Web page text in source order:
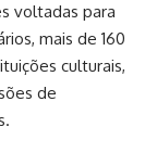
voltadas para
mais de 160
culturais,
de